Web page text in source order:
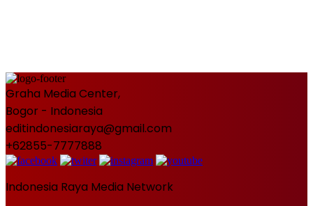
Graha Media Center,
Bogor - Indonesia
editindonesiaraya@gmail.com
+62855-7777888
Indonesia Raya Media Network